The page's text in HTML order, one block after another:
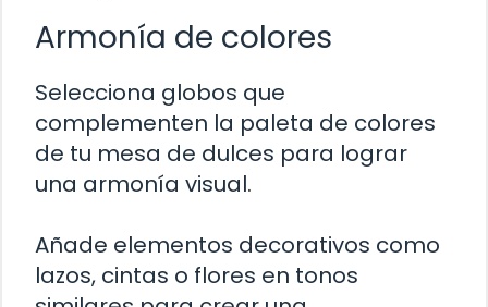
Armonía de colores
Selecciona globos que
complementen la paleta de colores
de tu mesa de dulces para lograr
una armonía visual.
Añade elementos decorativos como
lazos, cintas o flores en tonos